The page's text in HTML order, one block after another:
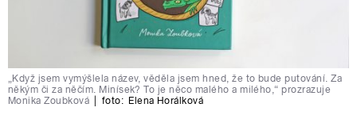
„Když jsem vymýšlela název, věděla jsem hned, že to bude putování. Za
někým či za něčím. Minísek? To je něco malého a milého,“ prozrazuje
Monika Zoubková
foto: Elena Horálková